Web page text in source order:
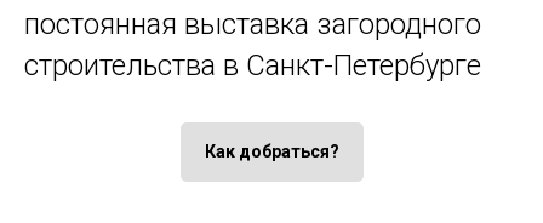
постоянная выставка загородного
строительства в Санкт-Петербурге
Как добраться?